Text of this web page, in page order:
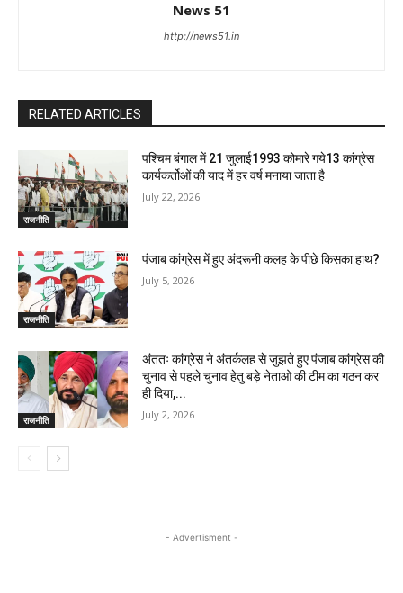
News 51
http://news51.in
RELATED ARTICLES
राजनीति
पश्चिम बंगाल में 21 जुलाई1993 कोमारे गये13 कांग्रेस
कार्यकर्तोओं की याद में हर वर्ष मनाया जाता है
July 22, 2026
राजनीति
पंजाब कांग्रेस में हुए अंदरूनी कलह के पीछे किसका हाथ?
July 5, 2026
राजनीति
अंततः कांग्रेस ने अंतर्कलह से जुझते हुए पंजाब कांग्रेस की
चुनाव से पहले चुनाव हेतु बड़े नेताओ की टीम का गठन कर
ही दिया,...
July 2, 2026
- Advertisment -